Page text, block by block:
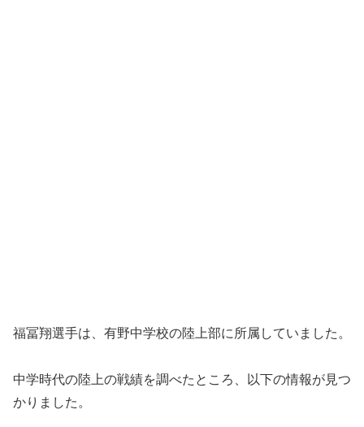
福冨翔選手は、有野中学校の陸上部に所属していました。
中学時代の陸上の戦績を調べたところ、以下の情報が見つ
かりました。